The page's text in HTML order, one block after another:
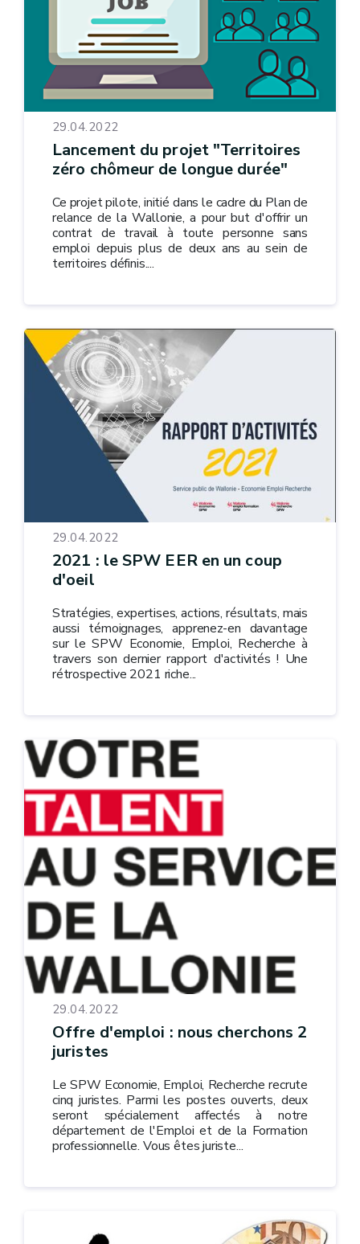
29.04.2022
Lancement du projet "Territoires
zéro chômeur de longue durée"
Ce projet pilote, initié dans le cadre du Plan de
relance de la Wallonie, a pour but d'offrir un
contrat de travail à toute personne sans
emploi depuis plus de deux ans au sein de
territoires définis....
29.04.2022
2021 : le SPW EER en un coup
d'oeil
Stratégies, expertises, actions, résultats, mais
aussi témoignages, apprenez-en davantage
sur le SPW Economie, Emploi, Recherche à
travers son dernier rapport d'activités ! Une
rétrospective 2021 riche...
29.04.2022
Offre d'emploi : nous cherchons 2
juristes
Le SPW Economie, Emploi, Recherche recrute
cinq juristes. Parmi les postes ouverts, deux
seront spécialement affectés à notre
département de l'Emploi et de la Formation
professionnelle. Vous êtes juriste...